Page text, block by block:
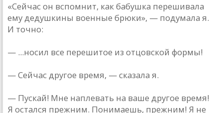
«Сейчас он вспомнит, как бабушка перешивала
ему дедушкины военные брюки», — подумала я.
И точно:
— ...носил все перешитое из отцовской формы!
— Сейчас другое время, — сказала я.
— Пускай! Мне наплевать на ваше другое время!
Я остался прежним. Понимаешь, прежним! Я не